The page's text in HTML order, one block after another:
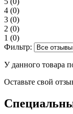
4 (0)
3 (0)
2 (0)
1 (0)
Фильтр:
У данного товара
Оставьте свой